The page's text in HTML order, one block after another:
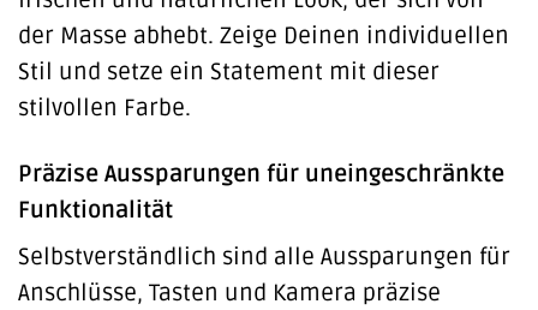
der Masse abhebt. Zeige Deinen individuellen
Stil und setze ein Statement mit dieser
stilvollen Farbe.
Präzise Aussparungen für uneingeschränkte
Funktionalität
Selbstverständlich sind alle Aussparungen für
Anschlüsse, Tasten und Kamera präzise